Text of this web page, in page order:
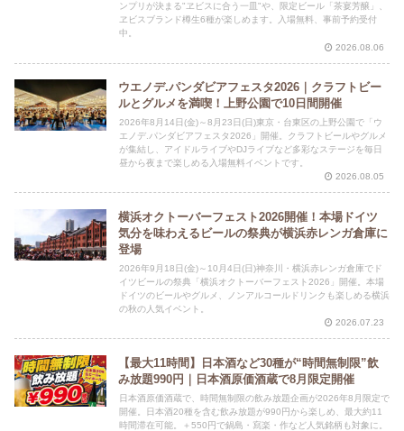
ンプリが決まる"ヱビスに合う一皿"や、限定ビール「茶宴芳醸」、
ヱビスブランド樽生6種が楽しめます。入場無料、事前予約受付
中。
2026.08.06
ウエノデ.パンダビアフェスタ2026｜クラフトビー
ルとグルメを満喫！上野公園で10日間開催
2026年8月14日(金)～8月23日(日)東京・台東区の上野公園で「ウ
エノデ.パンダビアフェスタ2026」開催。クラフトビールやグルメ
が集結し、アイドルライブやDJライブなど多彩なステージを毎日
昼から夜まで楽しめる入場無料イベントです。
2026.08.05
横浜オクトーバーフェスト2026開催！本場ドイツ
気分を味わえるビールの祭典が横浜赤レンガ倉庫に
登場
2026年9月18日(金)～10月4日(日)神奈川・横浜赤レンガ倉庫でド
イツビールの祭典「横浜オクトーバーフェスト2026」開催。本場
ドイツのビールやグルメ、ノンアルコールドリンクも楽しめる横浜
の秋の人気イベント。
2026.07.23
【最大11時間】日本酒など30種が“時間無制限”飲
み放題990円｜日本酒原価酒蔵で8月限定開催
日本酒原価酒蔵で、時間無制限の飲み放題企画が2026年8月限定で
開催。日本酒20種を含む飲み放題が990円から楽しめ、最大約11
時間滞在可能。＋550円で鍋島・寫楽・作など人気銘柄も対象に。